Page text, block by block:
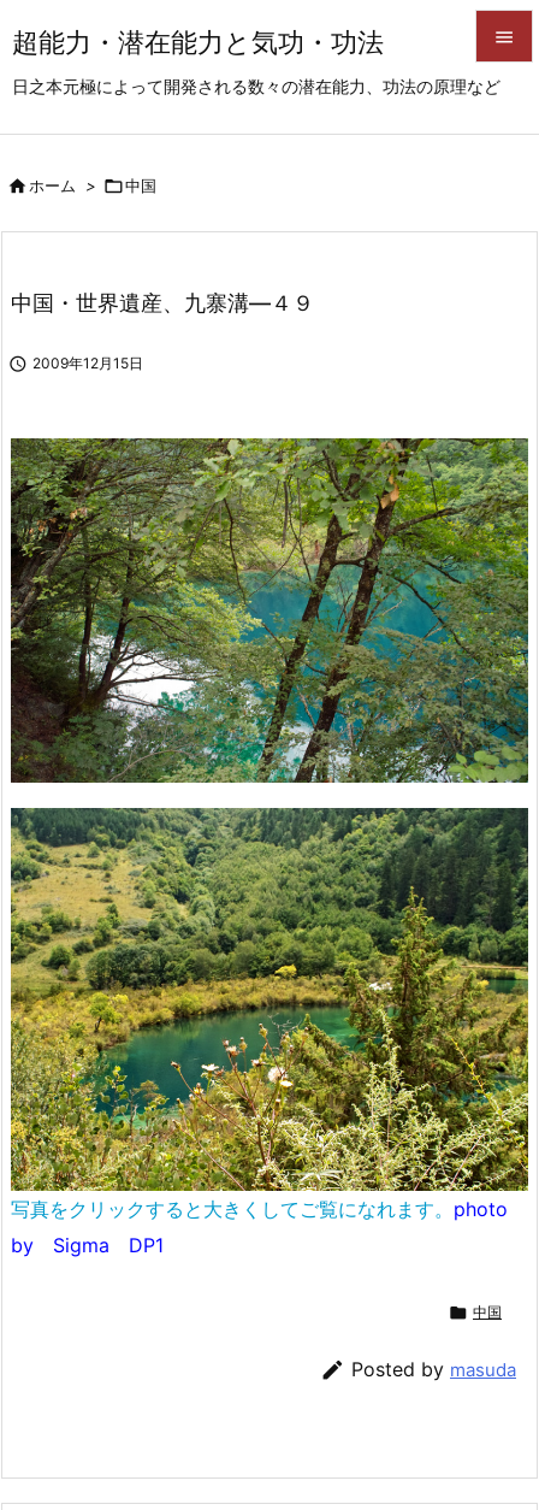
超能力・潜在能力と気功・功法
日之本元極によって開発される数々の潜在能力、功法の原理など


前へ
ホーム > 中国
中国・世界遺産、九寨溝―４９
 2009年12月15日
写真をクリックすると大きくしてご覧になれます。 photo
by Sigma DP1
 中国
 Posted by masuda